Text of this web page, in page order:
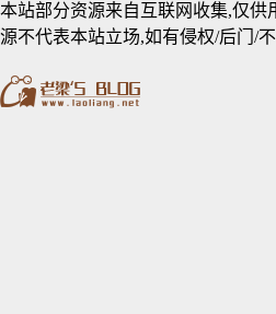
本站部分资源来自互联网收集,仅供
源不代表本站立场,如有侵权/后门/